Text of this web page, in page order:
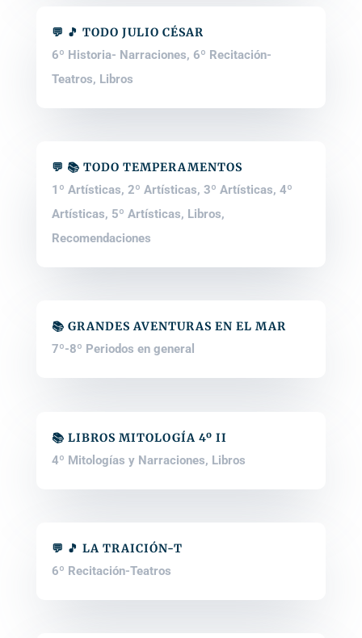
💬 🎵 TODO JULIO CÉSAR
6º Historia- Narraciones, 6º Recitación-
Teatros, Libros
💬 📚 TODO TEMPERAMENTOS
1º Artísticas, 2º Artísticas, 3º Artísticas, 4º
Artísticas, 5º Artísticas, Libros,
Recomendaciones
📚 GRANDES AVENTURAS EN EL MAR
7º-8º Periodos en general
📚 LIBROS MITOLOGÍA 4º II
4º Mitologías y Narraciones, Libros
💬 🎵 LA TRAICIÓN-T
6º Recitación-Teatros